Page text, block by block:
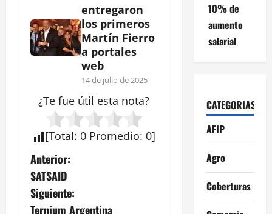
entregaron
los primeros
Martín Fierro
a portales
web
14 de julio de 2025
¿Te fue útil esta nota?
[Total: 0 Promedio: 0]
N
a
Anterior:
SATSAID
Siguiente:
Ternium Argentina
10% de
aumento
salarial
CATEGORIAS
AFIP
Agro
Coberturas